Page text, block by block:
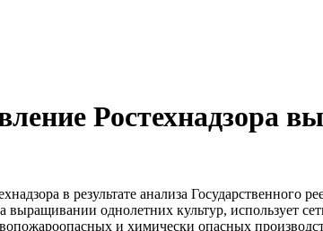
Ростехнадзора
в результате анализа Государственного
однолетних культур, использует
и химически опасных